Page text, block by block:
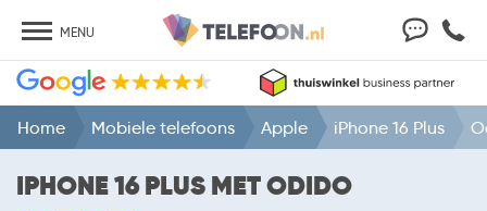
MENU
Home Mobiele telefoons Apple iPhone 16 Plus
IPHONE 16 PLUS MET ODIDO